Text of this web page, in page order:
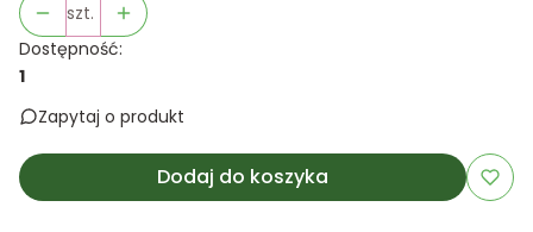
szt.
Dostępność:
1
Zapytaj o produkt
Dodaj do koszyka